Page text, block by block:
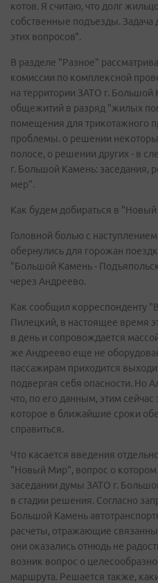
котов. Я считаю, что долг
собственные подъезды.
этих вопросов".
В разделе "Разное"
комиссии по комплексной
на территории ЗАТО г. Большой
общежитий в разряд "жилых
помещения для трикотажного
проблемы. о решении
полосе, о решении других - в
г. Большой Камень: заседания,
мер".
Как будем добираться в
Головной болью с
обернулись для горожан
"Большой Камень -
через Андреево.
Как сообщил корреспонденту
Пилецкий, в настоящее время
в день и сопровождается
же Андреево еще не
пассажирам приходится
подвергая себя опасности. Но
что, по его данным, этим
которое в ближайшие сроки
справиться.
Что касается введения
"Новый Мир", вопрос о
заседании думы ЗАТО г.
в стадии решения. Согласно
Большой Камень
расчеты, отражающие
они оказались отнюдь не
возник вопрос о
маршрута. Решается также,